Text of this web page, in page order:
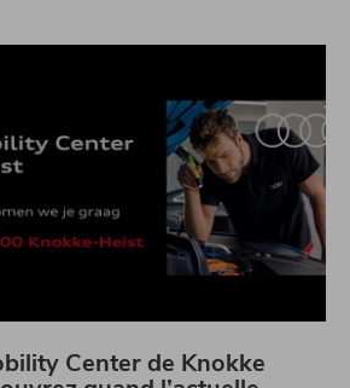
Center de Knokke